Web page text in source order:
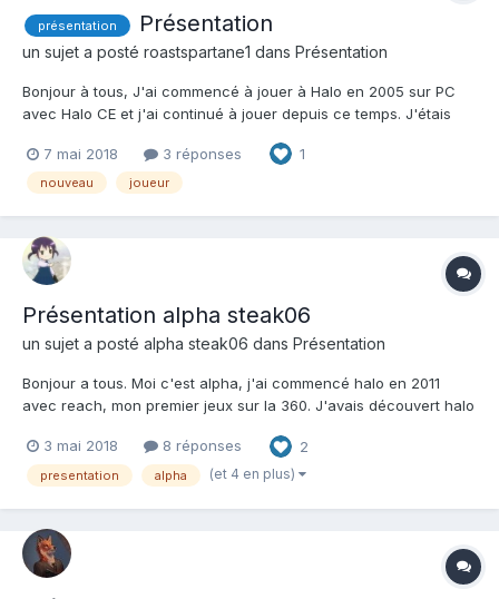
présentation Présentation
un sujet a posté roastspartane1 dans Présentation
Bonjour à tous, J'ai commencé à jouer à Halo en 2005 sur PC
avec Halo CE et j'ai continué à jouer depuis ce temps. J'étais
bonne idée de rejoindre une communauté. Pour info, si vous ne
comprenez pas certains termes que j'emploie c...
7 mai 2018 3 réponses 1
nouveau joueur
Présentation alpha steak06
un sujet a posté alpha steak06 dans Présentation
Bonjour a tous. Moi c'est alpha, j'ai commencé halo en 2011
avec reach, mon premier jeux sur la 360. J'avais découvert halo
me suis dis c'est quoi ce jeux de mer** mais ma vision du jeux a
vite changé avec reach et du coup bah h...
3 mai 2018 8 réponses 2
presentation alpha (et 4 en plus)